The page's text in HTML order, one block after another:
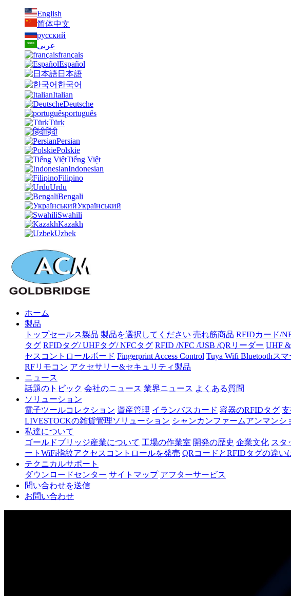
English
简体中文
русский
عربى
français
Español
日本語
한국어
Italian
Deutsche
português
Türk
हिंदी
Persian
Polskie
Tiếng Việt
Indonesian
Filipino
Urdu
Bengali
Український
Swahili
Kazakh
Uzbek
ホーム
製品
トップセールス製品 製品を選択してください 売れ筋商品 RFIDカード/
タグ RFIDタグ/ UHFタグ/ NFCタグ RFID /NFC /USB /QRリーダー UHF
セスコントロールボード Fingerprint Access Control Tuya Wifi Bluetoothス
RFリモコン アクセサリー&セキュリティ製品
ニュース
話題のトピック 会社のニュース 業界ニュース よくある質問
ソリューション
電子ツールコレクション 資産管理 イランバスカード 容器のRFIDタグ
LIVESTOCKの雑貨管理ソリューション シャンカンファームアンマンシ
私達について
ゴールドブリッジ産業について 工場の作業室 開発の歴史 企業文化 スタ
ートWiFi指紋アクセスコントロールを発売 QRコードとRFIDタグの違い
テクニカルサポート
ダウンロードセンター サイトマップ アフターサービス
問い合わせを送信
お問い合わせ